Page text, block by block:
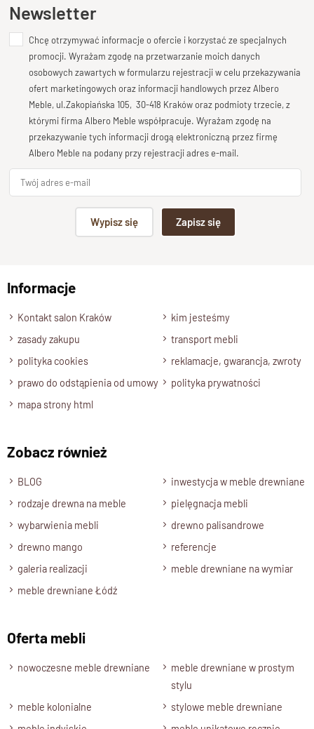
półmatowym.
Regał w stylu nowoczesnym.
Szerokość
140 cm.
Wysokość
100 cm.
Głębokość
30 cm.
Wnętrze mebla jest wyposażone w półki o grubości 4 cm .
Półki są zamontowane na stałe.
Stan produktu
Zmontowany, wolnostojący.
Dodaj opinię o produkcie
Twoja ocena
Bardzo dobry
Twoja opinia o produkcie
Podpis
Wyślij opinię
Newsletter
Chcę otrzymywać informacje o ofercie i korzystać ze specjalnych
promocji. Wyrażam zgodę na przetwarzanie moich danych
osobowych zawartych w formularzu rejestracji w celu przekazywania
ofert marketingowych oraz informacji handlowych przez Albero
Meble, ul.Zakopiańska 105, 30-418 Kraków oraz podmioty trzecie, z
którymi firma Albero Meble współpracuje. Wyrażam zgodę na
przekazywanie tych informacji drogą elektroniczną przez firmę
Albero Meble na podany przy rejestracji adres e-mail.
Wypisz się Zapisz się
Informacje
Kontakt salon Kraków
kim jesteśmy
zasady zakupu
transport mebli
polityka cookies
reklamacje, gwarancja, zwroty
prawo do odstąpienia od umowy
polityka prywatności
mapa strony html
Zobacz również
BLOG
inwestycja w meble drewniane
rodzaje drewna na meble
pielęgnacja mebli
wybarwienia mebli
drewno palisandrowe
drewno mango
referencje
galeria realizacji
meble drewniane na wymiar
meble drewniane Łódź
Oferta mebli
nowoczesne meble drewniane
meble drewniane w prostym
stylu
meble kolonialne
stylowe meble drewniane